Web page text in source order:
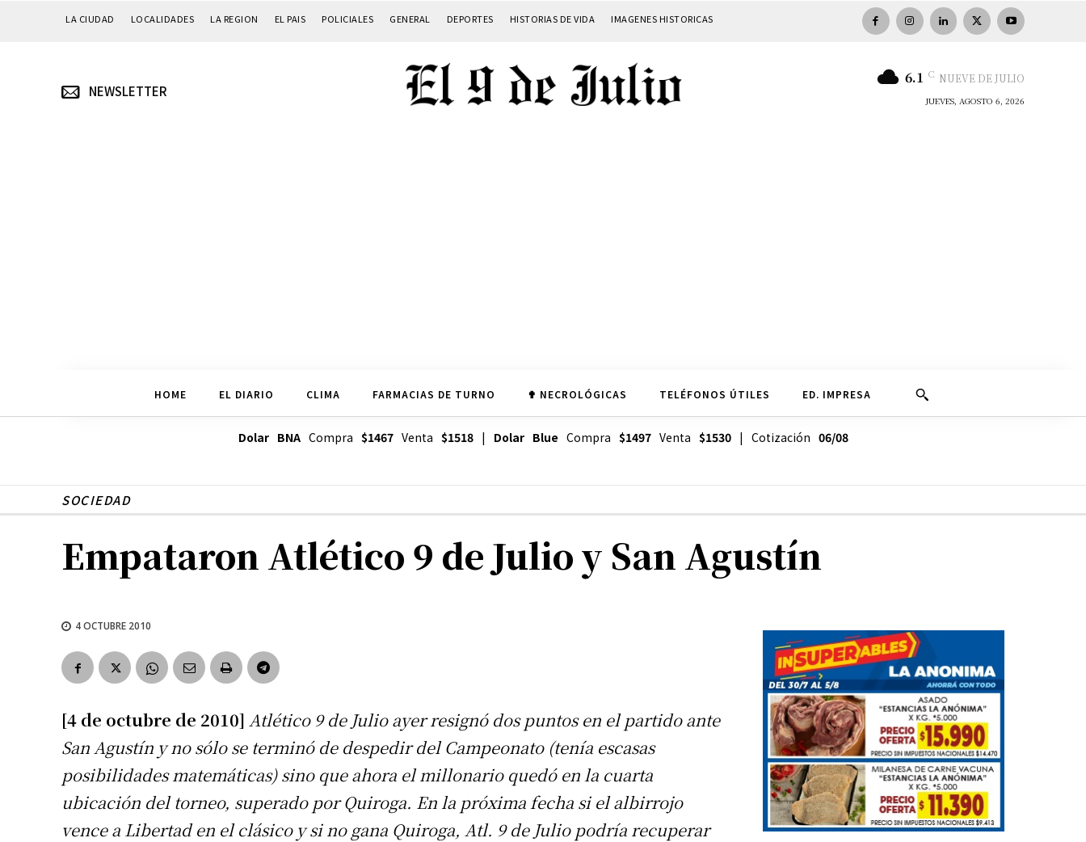
LA CIUDAD LOCALIDADES LA REGION EL PAIS POLICIALES GENERAL DEPORTES HISTORIAS DE VIDA IMAGENES HISTORICAS
NEWSLETTER
6.1 C NUEVE DE JULIO
JUEVES, AGOSTO 6, 2026
HOME EL DIARIO CLIMA FARMACIAS DE TURNO ✟ NECROLÓGICAS TELÉFONOS ÚTILES ED. IMPRESA
Dolar BNACompra $1467Venta $1518| Dolar Blue Compra $1497Venta $1530| Cotización 06/08
SOCIEDAD
Empataron Atlético 9 de Julio y San Agustín
4 OCTUBRE 2010
[4 de octubre de 2010] Atlético 9 de Julio ayer resignó dos puntos en el partido ante
San Agustín y no sólo se terminó de despedir del Campeonato (tenía escasas
posibilidades matemáticas) sino que ahora el millonario quedó en la cuarta
ubicación del torneo, superado por Quiroga. En la próxima fecha si el albirrojo
vence a Libertad en el clásico y si no gana Quiroga, Atl. 9 de Julio podría recuperar